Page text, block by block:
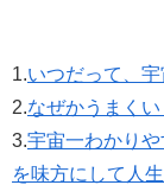
1.いつだって、
2.なぜかうまく
3.宇宙一わかり
を味方にして人